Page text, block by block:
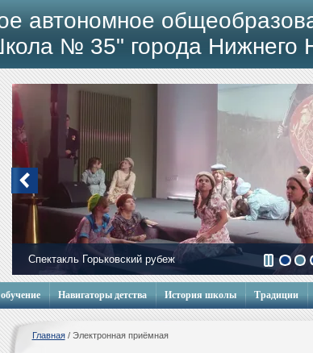
Спектакль Горьковский рубеж
Мобильный городок
автономное
№ 35" города Нижнего
Навигаторы детства История школы Традиции
Главная/ Электронная приёмная